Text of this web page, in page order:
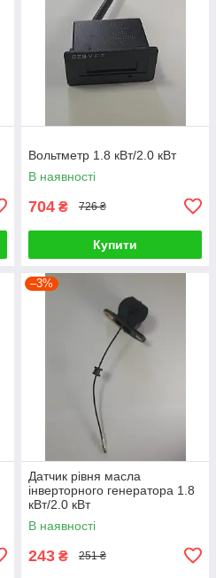
Вольтметр 1.8 кВт/2.0 кВт
В наявності
704 ₴ 726 ₴
Купити
–3%
Датчик рівня масла
інверторного генератора 1.8
кВт/2.0 кВт
В наявності
243 ₴ 251 ₴